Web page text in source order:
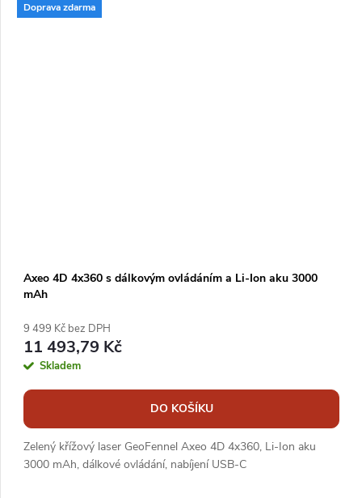
Doprava zdarma
Axeo 4D 4x360 s dálkovým ovládáním a Li-Ion aku 3000
mAh
9 499 Kč bez DPH
11 493,79 Kč
Skladem
DO KOŠÍKU
Zelený křížový laser GeoFennel Axeo 4D 4x360, Li-Ion aku
3000 mAh, dálkové ovládání, nabíjení USB-C